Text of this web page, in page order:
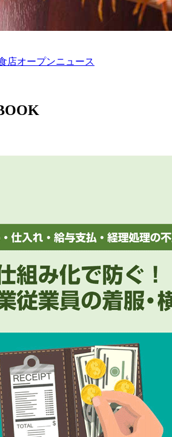
店オープンニュース